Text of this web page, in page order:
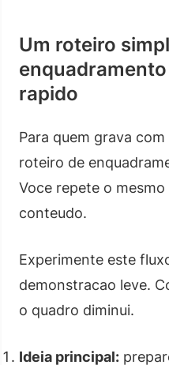
Um roteiro
rapido
Para quem grava
roteiro de
Voce repete o
conteudo.
Experimente este
demonstracao leve.
o quadro diminui.
Ideia principal: